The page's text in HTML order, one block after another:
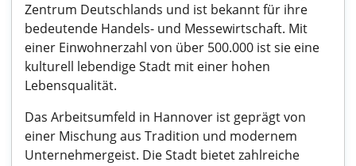
Zentrum Deutschlands und ist bekannt für ihre
bedeutende Handels- und Messewirtschaft. Mit
einer Einwohnerzahl von über 500.000 ist sie eine
kulturell lebendige Stadt mit einer hohen
Lebensqualität.
Das Arbeitsumfeld in Hannover ist geprägt von
einer Mischung aus Tradition und modernem
Unternehmergeist. Die Stadt bietet zahlreiche